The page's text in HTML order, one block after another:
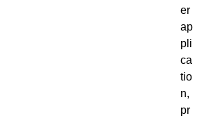
er
ap
pli
ca
tio
n,
pr